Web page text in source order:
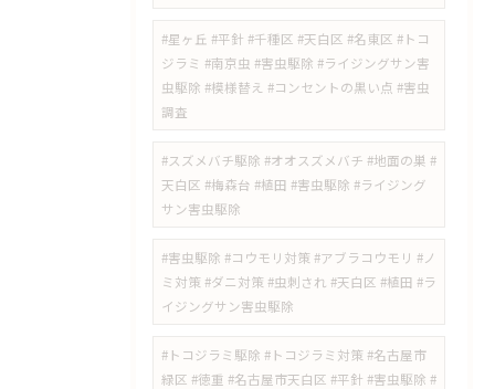
​#星ヶ丘 #平針 #千種区 #天白区 #名東区 #トコ
ジラミ #南京虫 #害虫駆除 #ライジングサン害
虫駆除 #模様替え #コンセントの黒い点 #害虫
調査
#スズメバチ駆除 #オオスズメバチ #地面の巣 #
天白区 #梅森台 #植田 #害虫駆除 #ライジング
サン害虫駆除
#害虫駆除 #コウモリ対策 #アブラコウモリ #ノ
ミ対策 #ダニ対策 #虫刺され #天白区 #植田 #ラ
イジングサン害虫駆除
#トコジラミ駆除 #トコジラミ対策 #名古屋市
緑区 #徳重 #名古屋市天白区 #平針 #害虫駆除 #